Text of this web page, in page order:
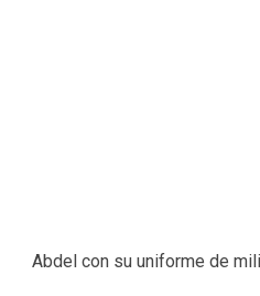
Abdel con su uniforme de